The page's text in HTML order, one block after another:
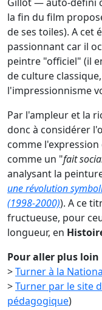
Gillot — auto-défini
la fin du film
de ses toiles). A cet
passionnant car il
peintre "officiel" (il
de culture
l'impressionnisme
Par l'ampleur et la
donc à considérer
comme
comme un "fait
analysant la
une révolution
(1998-2000)). A ce
fructueuse, pour
longueur, en
Pour aller plus loin
>Turner à la
>Turner par le site
pédagogique)